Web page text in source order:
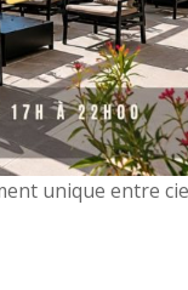
unique entre